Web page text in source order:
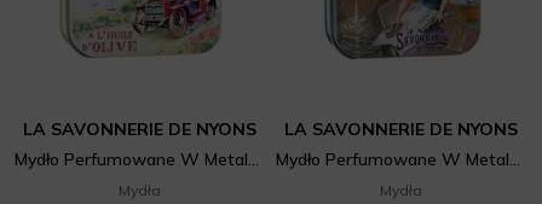
LA SAVONNERIE DE NYONS
Mydła
LA SAVONNERIE DE NYONS
Mydła